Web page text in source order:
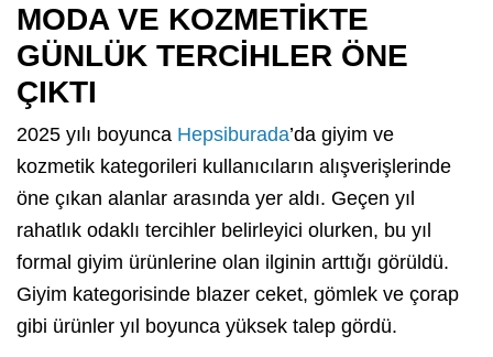
MODA VE KOZMETİKTE
GÜNLÜK TERCİHLER ÖNE
ÇIKTI
2025 yılı boyunca Hepsiburada’da giyim ve
kozmetik kategorileri kullanıcıların alışverişlerinde
öne çıkan alanlar arasında yer aldı. Geçen yıl
rahatlık odaklı tercihler belirleyici olurken, bu yıl
formal giyim ürünlerine olan ilginin arttığı görüldü.
Giyim kategorisinde blazer ceket, gömlek ve çorap
gibi ürünler yıl boyunca yüksek talep gördü.